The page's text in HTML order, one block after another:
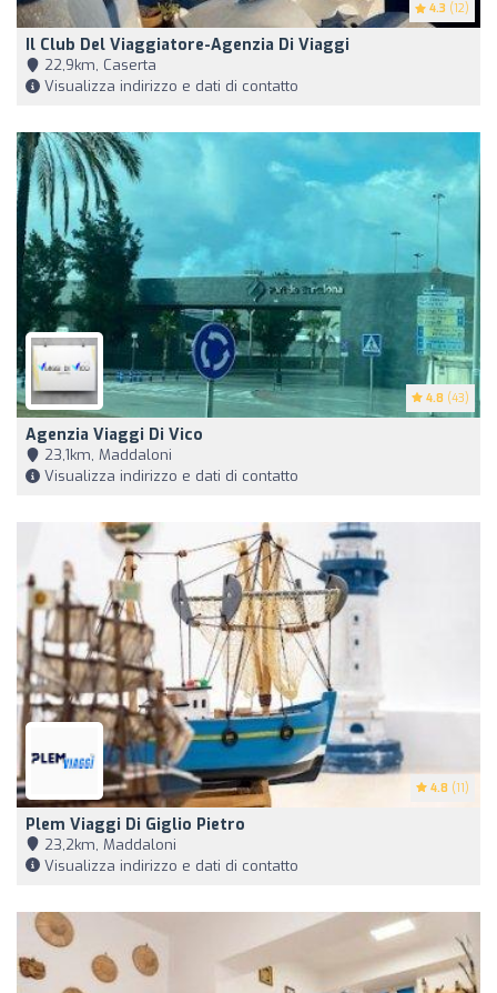
4.3 (12)
Il Club Del Viaggiatore-Agenzia Di Viaggi
22,9km, Caserta
Visualizza indirizzo e dati di contatto
4.8 (43)
Agenzia Viaggi Di Vico
23,1km, Maddaloni
Visualizza indirizzo e dati di contatto
4.8 (11)
Plem Viaggi Di Giglio Pietro
23,2km, Maddaloni
Visualizza indirizzo e dati di contatto